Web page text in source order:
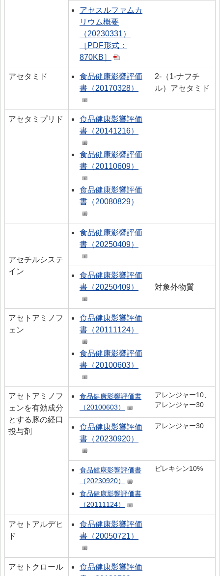
アセスルファムカ
リウム概要
（20230331）
［PDF形式：
870KB］
アセタミド
食品健康影響評価
書（20170328）
2‐（1‐ナフチ
ル）アセタミド
アセタミプリド
食品健康影響評価
書（20141216）
食品健康影響評価
書（20110609）
食品健康影響評価
書（20080829）
アセチルシステ
イン
食品健康影響評価
書（20250409）
食品健康影響評価
書（20250409）
対象外物質
アセトアミノフ
ェン
食品健康影響評価
書（20111124）
食品健康影響評価
書（20100603）
アセトアミノフ
ェンを有効成分
とする豚の経口
投与剤
食品健康影響評価書
（20100603）
アレンジャー10、
アレンジャー30
食品健康影響評価
書（20230920）
アレンジャー30
食品健康影響評価書
（20230920）
食品健康影響評価書
（20111124）
ピレキシン10%
アセトアルデヒ
ド
食品健康影響評価
書（20050721）
アセトクロール
食品健康影響評価